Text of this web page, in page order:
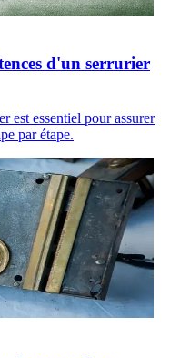
d'un serrurier
est essentiel pour assurer
par étape.